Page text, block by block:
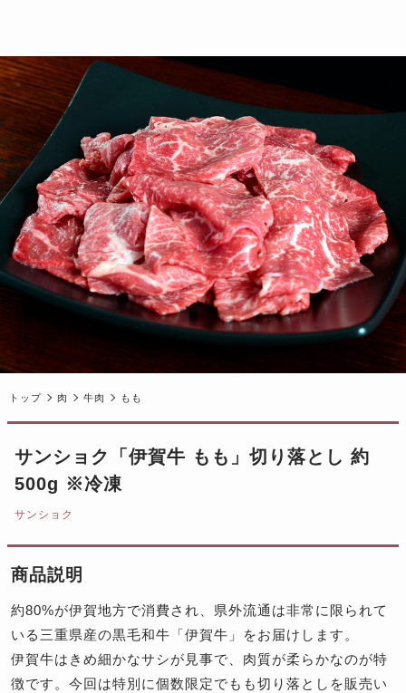
トップ 肉 牛肉 もも
サンショク「伊賀牛 もも」切り落とし 約
500g ※冷凍
サンショク
商品説明
約80%が伊賀地方で消費され、県外流通は非常に限られて
いる三重県産の黒毛和牛「伊賀牛」をお届けします。
伊賀牛はきめ細かなサシが見事で、肉質が柔らかなのが特
徴です。今回は特別に個数限定でもも切り落としを販売い